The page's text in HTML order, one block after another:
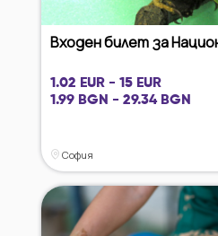
Входен билет за
1.02 EUR - 15 EUR
1.99 BGN - 29.34 BGN
София